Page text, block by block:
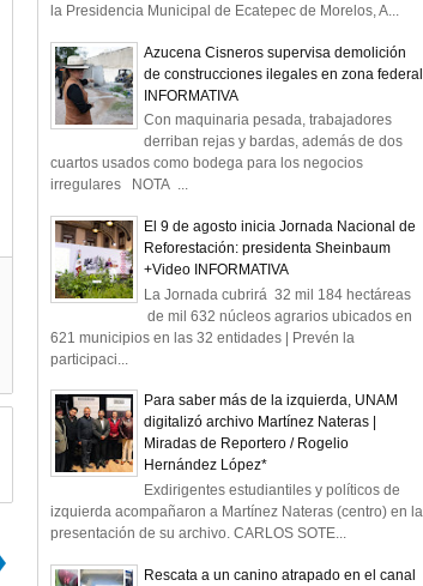
la Presidencia Municipal de Ecatepec de Morelos, A...
Azucena Cisneros supervisa demolición
de construcciones ilegales en zona federal
INFORMATIVA
Con maquinaria pesada, trabajadores
derriban rejas y bardas, además de dos
cuartos usados como bodega para los negocios
irregulares NOTA ...
El 9 de agosto inicia Jornada Nacional de
Reforestación: presidenta Sheinbaum
+Video INFORMATIVA
La Jornada cubrirá 32 mil 184 hectáreas
de mil 632 núcleos agrarios ubicados en
621 municipios en las 32 entidades | Prevén la
participaci...
Para saber más de la izquierda, UNAM
digitalizó archivo Martínez Nateras |
Miradas de Reportero / Rogelio
Hernández López*
Exdirigentes estudiantiles y políticos de
izquierda acompañaron a Martínez Nateras (centro) en la
presentación de su archivo. CARLOS SOTE...
Rescata a un canino atrapado en el canal